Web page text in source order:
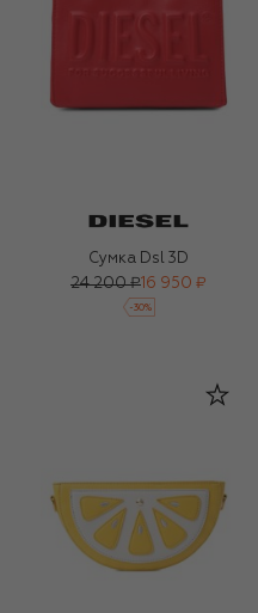
Сумка Dsl 3D
24 200 ₽ 16 950 ₽
-30%